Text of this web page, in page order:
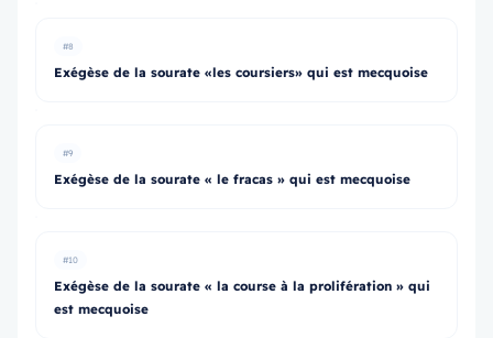
#8
Exégèse de la sourate «les coursiers» qui est mecquoise
#9
Exégèse de la sourate « le fracas » qui est mecquoise
#10
Exégèse de la sourate « la course à la prolifération » qui
est mecquoise